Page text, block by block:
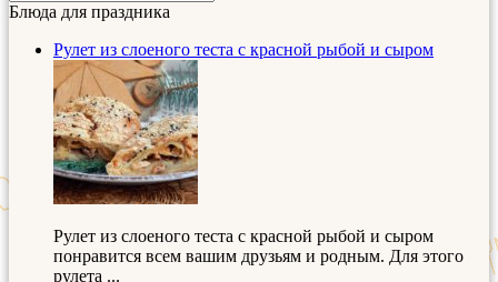
Блюда для праздника
Рулет из слоеного теста с красной рыбой и сыром
Рулет из слоеного теста с красной рыбой и сыром
понравится всем вашим друзьям и родным. Для этого
рулета ...